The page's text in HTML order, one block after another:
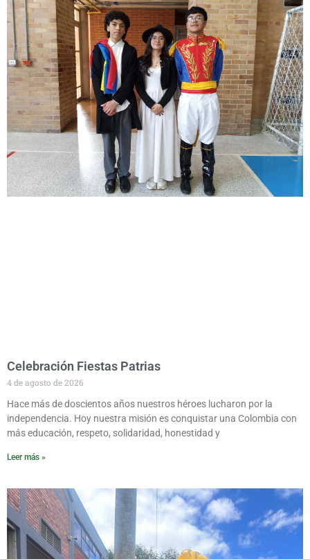
Celebración Fiestas Patrias
4 de agosto de 2026
Hace más de doscientos años nuestros héroes lucharon por la
independencia. Hoy nuestra misión es conquistar una Colombia con
más educación, respeto, solidaridad, honestidad y
Leer más »